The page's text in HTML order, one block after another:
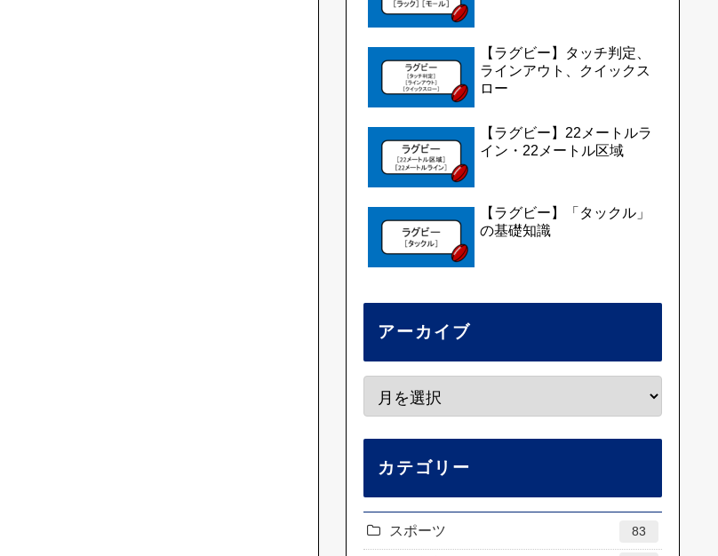
【ラグビー】タッチ判定、
ラインアウト、クイックス
ロー
【ラグビー】22メートルラ
イン・22メートル区域
【ラグビー】「タックル」
の基礎知識
アーカイブ
カテゴリー
スポーツ 83